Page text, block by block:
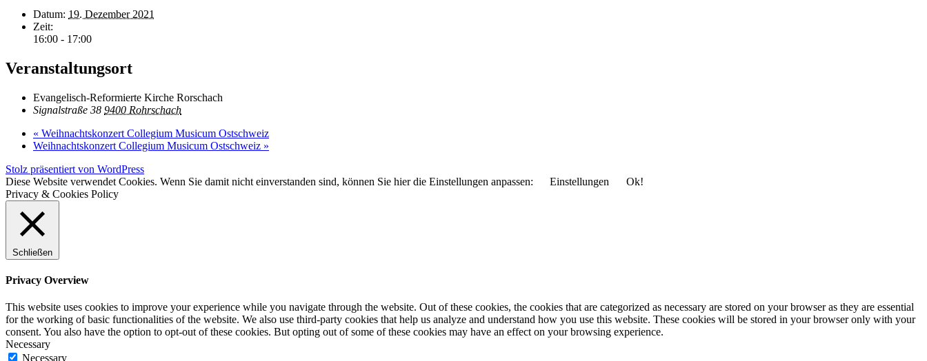
Datum: 19. Dezember 2021
Zeit:
16:00 - 17:00
Veranstaltungsort
Evangelisch-Reformierte Kirche Rorschach
Signalstraße 38 9400 Rohrschach
« Weihnachtskonzert Collegium Musicum Ostschweiz
Weihnachtskonzert Collegium Musicum Ostschweiz »
Stolz präsentiert von WordPress
Diese Website verwendet Cookies. Wenn Sie damit nicht einverstanden sind, können Sie hier die Einstellungen anpassen:
Einstellungen
Ok!
Privacy & Cookies Policy
Schließen
Privacy Overview
This website uses cookies to improve your experience while you navigate through the website. Out of these cookies, the cookies that are categorized as necessary are stored on your browser as they are essential
for the working of basic functionalities of the website. We also use third-party cookies that help us analyze and understand how you use this website. These cookies will be stored in your browser only with your
consent. You also have the option to opt-out of these cookies. But opting out of some of these cookies may have an effect on your browsing experience.
Necessary
Necessary